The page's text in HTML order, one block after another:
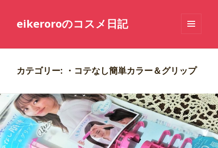
eikeroroのコスメ日記
ーとウ
ット
カテゴリー: ・コテなし簡単カラー＆グリップ